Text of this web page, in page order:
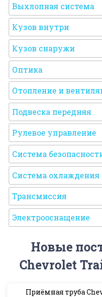
Выхлопная система
Кузов внутри
Кузов снаружи
Оптика
Отопление и
Подвеска передняя
Рулевое управление
Система
Система охлаждения
Трансмиссия
Электрооснащение
Новые
Chevrolet
Приёмная труба